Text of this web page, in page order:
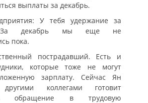
выплаты за декабрь.
У тебя удержание за
За декабрь мы еще не
пока.
пострадавший. Есть и
которые тоже не могут
зарплату. Сейчас Ян
коллегами готовит
обращение в трудовую